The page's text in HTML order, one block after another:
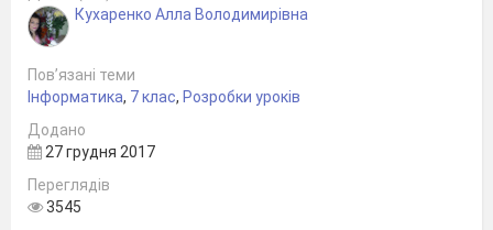
Кухаренко Алла Володимирівна
Пов’язані теми
Інформатика, 7 клас, Розробки уроків
Додано
27 грудня 2017
Переглядів
3545